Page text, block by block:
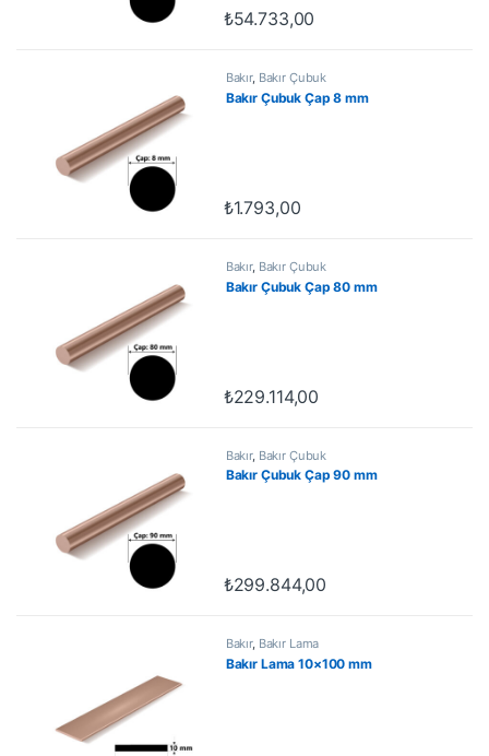
₺54.733,00
Bakır, Bakır Çubuk
Bakır Çubuk Çap 8 mm
₺1.793,00
Bakır, Bakır Çubuk
Bakır Çubuk Çap 80 mm
₺229.114,00
Bakır, Bakır Çubuk
Bakır Çubuk Çap 90 mm
₺299.844,00
Bakır, Bakır Lama
Bakır Lama 10×100 mm